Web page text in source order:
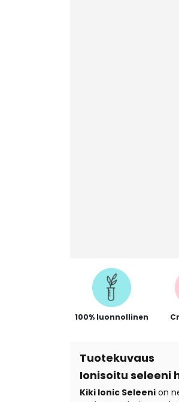
100% luonnollinen
Tuotekuvaus
Ionisoitu seleeni
Kiki Ionic Seleeni on